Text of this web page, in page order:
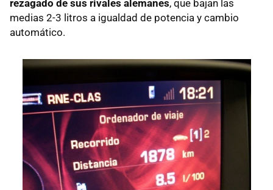
rezagado de sus rivales alemanes, que bajan las
medias 2-3 litros a igualdad de potencia y cambio
automático.